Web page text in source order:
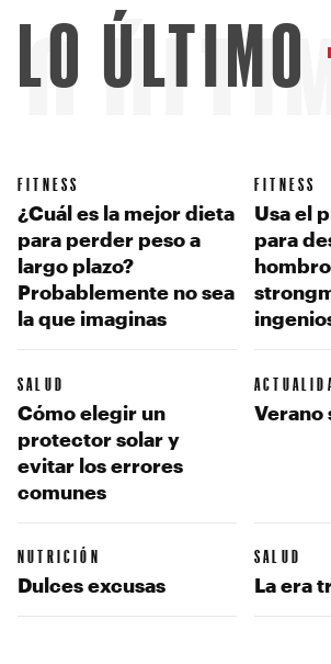
LO ÚLTIMO
FITNESS
¿Cuál es la mejor dieta
para perder peso a
largo plazo?
Probablemente no sea
la que imaginas
FITNESS
Usa el
para
SALUD
Cómo elegir un
protector solar y
evitar los errores
comunes
Verano
NUTRICIÓN
Dulces excusas
SALUD
La era